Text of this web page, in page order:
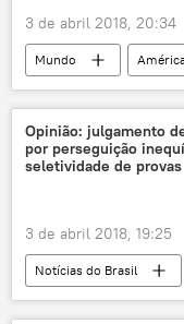
ditadura militar
3 de abril 2018, 20:34
Mundo
China
Marco
Steven Mnuchin
OMC
comércio
Opinião: julgamento
por perseguição
seletividade de provas
3 de abril 2018, 19:25
Notícias do Brasil
Gilmar Mendes